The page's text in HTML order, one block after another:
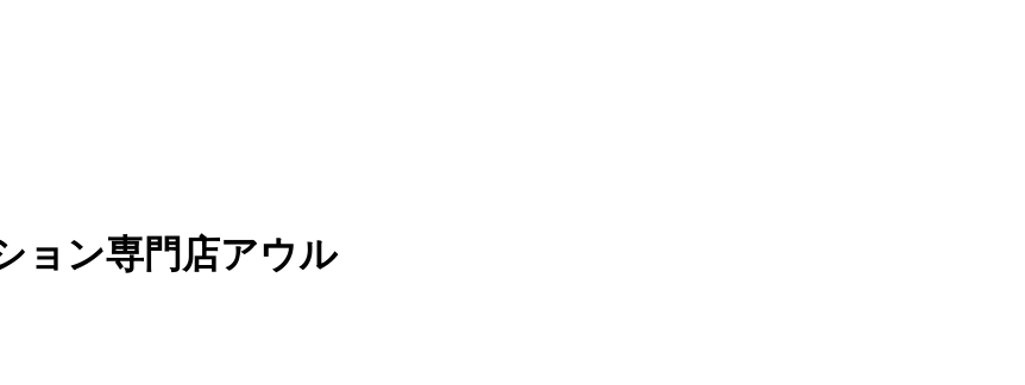
ョン専門店アウル